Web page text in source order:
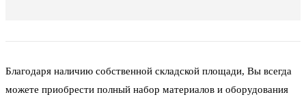
Благодаря наличию собственной складской площади, Вы всегда
можете приобрести полный набор материалов и оборудования